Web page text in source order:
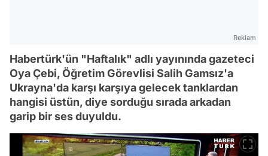
Reklam
Habertürk'ün "Haftalık" adlı yayınında gazeteci
Oya Çebi, Öğretim Görevlisi Salih Gamsız'a
Ukrayna'da karşı karşıya gelecek tanklardan
hangisi üstün, diye sorduğu sırada arkadan
garip bir ses duyuldu.